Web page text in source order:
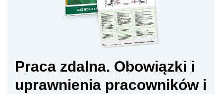
Praca zdalna. Obowiązki i
uprawnienia pracowników i